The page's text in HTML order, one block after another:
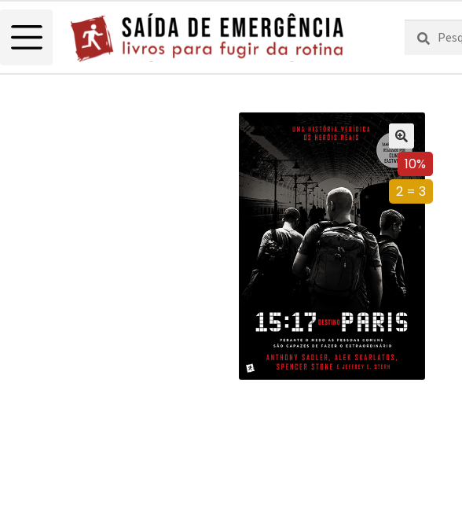
Pesquisar
por:
Pesquisa
10%
2 = 3